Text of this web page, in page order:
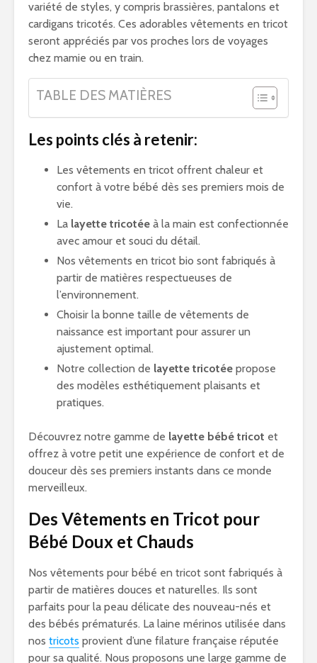
variété de styles, y compris brassières, pantalons et
cardigans tricotés. Ces adorables vêtements en tricot
seront appréciés par vos proches lors de voyages
chez mamie ou en train.
TABLE DES MATIÈRES
Les points clés à retenir:
Les vêtements en tricot offrent chaleur et
confort à votre bébé dès ses premiers mois de
vie.
La layette tricotée à la main est confectionnée
avec amour et souci du détail.
Nos vêtements en tricot bio sont fabriqués à
partir de matières respectueuses de
l’environnement.
Choisir la bonne taille de vêtements de
naissance est important pour assurer un
ajustement optimal.
Notre collection de layette tricotée propose
des modèles esthétiquement plaisants et
pratiques.
Découvrez notre gamme de layette bébé tricot et
offrez à votre petit une expérience de confort et de
douceur dès ses premiers instants dans ce monde
merveilleux.
Des Vêtements en Tricot pour
Bébé Doux et Chauds
Nos vêtements pour bébé en tricot sont fabriqués à
partir de matières douces et naturelles. Ils sont
parfaits pour la peau délicate des nouveau-nés et
des bébés prématurés. La laine mérinos utilisée dans
nos tricots provient d’une filature française réputée
pour sa qualité. Nous proposons une large gamme de